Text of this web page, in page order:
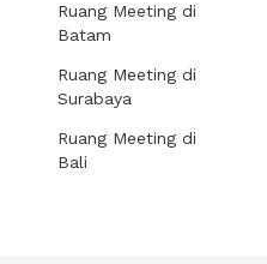
Ruang Meeting di
Batam
Ruang Meeting di
Surabaya
Ruang Meeting di
Bali